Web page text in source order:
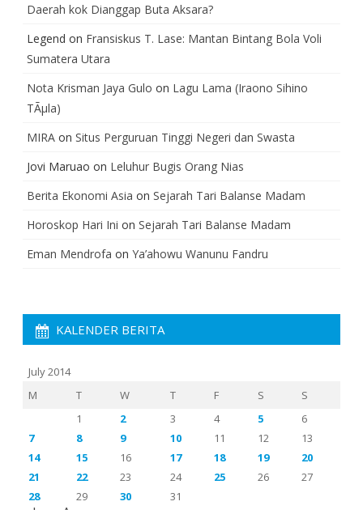
Daerah kok Dianggap Buta Aksara?
Legend on Fransiskus T. Lase: Mantan Bintang Bola Voli
Sumatera Utara
Nota Krisman Jaya Gulo on Lagu Lama (Iraono Sihino
TÃµla)
MIRA on Situs Perguruan Tinggi Negeri dan Swasta
Jovi Maruao on Leluhur Bugis Orang Nias
Berita Ekonomi Asia on Sejarah Tari Balanse Madam
Horoskop Hari Ini on Sejarah Tari Balanse Madam
Eman Mendrofa on Ya’ahowu Wanunu Fandru
KALENDER BERITA
July 2014
M
T W T F S
S
1
2 3 4 5
6
7
8 9 10 11 12
13
14
15 16 17 18 19
20
21
22 23 24 25 26
27
28
29 30 31